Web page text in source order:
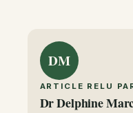
DM
ARTICLE RELU
Dr Delphine